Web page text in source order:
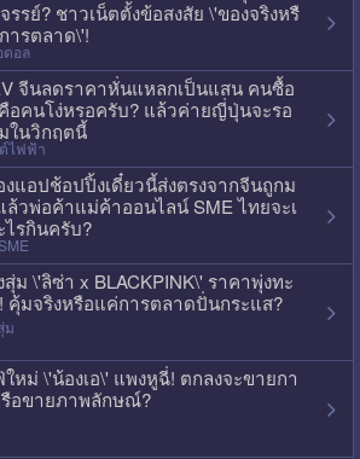
รรย์? ชาวเน็ตตั้งข้อสงสัย \'ของจริงหรื
ารตลาด\'!
ดอล
จีนลดราคาหั่นแหลกเป็นแสน คนซื้อ
อคนโง่หรอครับ? แล้วค่ายญี่ปุ่นจะรอ
ในวิกฤตนี้
ไฟฟ้า
งแอปช้อปปิ้งเดี๋ยวนี้ส่งตรงจากจีนถูกม
ล้วพ่อค้าแม่ค้าออนไลน์ SME ไทยจะเ
ไรกินครับ?
สุ่ม \'ลิซ่า x BLACKPINK\' ราคาพุ่งทะ
คุ้มจริงหรือแค่การตลาดปั่นกระแส?
ม
ใหม่ \'น้องเอ\' แพงหูฉี่! ตกลงจะขายกา
อขายภาพลักษณ์?